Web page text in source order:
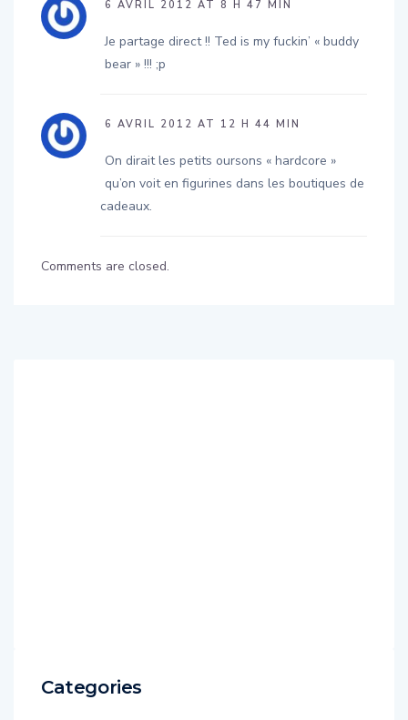
6 AVRIL 2012 AT 8 H 47 MIN
Je partage direct !! Ted is my fuckin’ « buddy
bear » !!! ;p
6 AVRIL 2012 AT 12 H 44 MIN
On dirait les petits oursons « hardcore »
qu’on voit en figurines dans les boutiques de
cadeaux.
Comments are closed.
Categories